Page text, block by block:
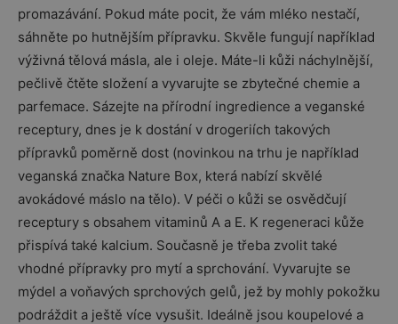
promazávání. Pokud máte pocit, že vám mléko nestačí,
sáhněte po hutnějším přípravku. Skvěle fungují například
výživná tělová másla, ale i oleje. Máte-li kůži náchylnější,
pečlivě čtěte složení a vyvarujte se zbytečné chemie a
parfemace. Sázejte na přírodní ingredience a veganské
receptury, dnes je k dostání v drogeriích takových
přípravků poměrně dost (novinkou na trhu je například
veganská značka Nature Box, která nabízí skvělé
avokádové máslo na tělo). V péči o kůži se osvědčují
receptury s obsahem vitaminů A a E. K regeneraci kůže
přispívá také kalcium. Současně je třeba zvolit také
vhodné přípravky pro mytí a sprchování. Vyvarujte se
mýdel a voňavých sprchových gelů, jež by mohly pokožku
podráždit a ještě více vysušit. Ideálně jsou koupelové a